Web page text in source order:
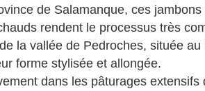
de Salamanque, ces
rendent le processus très
la vallée de Pedroches, située
forme stylisée et allongée.
dans les pâturages